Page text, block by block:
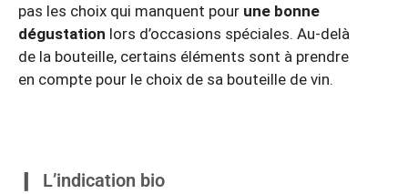
pas les choix qui manquent pour une bonne
dégustation lors d’occasions spéciales. Au-delà
de la bouteille, certains éléments sont à prendre
en compte pour le choix de sa bouteille de vin.
L’indication bio